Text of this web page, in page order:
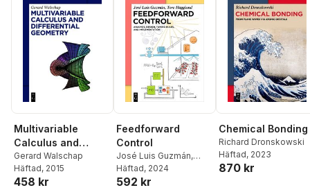
Multivariable
Calculus and
Differential
Geometry
Gerard Walschap
Häftad, 2015
458 kr
Feedforward
Control
José Luis Guzmán,
Tore Hägglund
Häftad, 2024
592 kr
Chemical Bonding
Richard Dronskowski
Häftad, 2023
870 kr